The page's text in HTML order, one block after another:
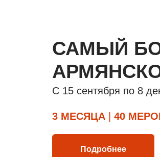
САМЫЙ
Подробнее
С 15 сентября по 8
3 МЕСЯЦА 40